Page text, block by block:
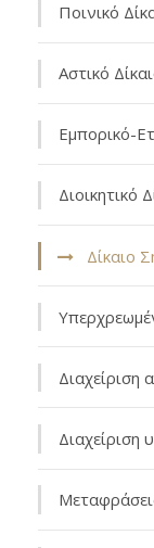
Ποινικό
Αστικό
Εμπορικό-
Διοικητικό
Δίκαιο
Διαχείριση